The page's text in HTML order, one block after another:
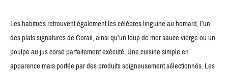
Les habitués retrouvent également les célèbres linguine au homard, l’un
des plats signatures de Corail, ainsi qu’un loup de mer sauce vierge ou un
poulpe au jus corsé parfaitement exécuté. Une cuisine simple en
apparence mais portée par des produits soigneusement sélectionnés. Les